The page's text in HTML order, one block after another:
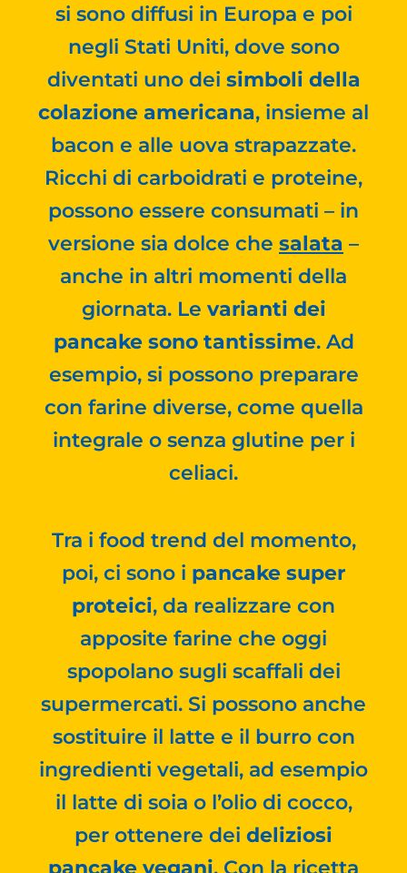
si sono diffusi in Europa e poi
negli Stati Uniti, dove sono
diventati uno dei simboli della
colazione americana, insieme al
bacon e alle uova strapazzate.
Ricchi di carboidrati e proteine,
possono essere consumati – in
versione sia dolce che salata –
anche in altri momenti della
giornata. Le varianti dei
pancake sono tantissime. Ad
esempio, si possono preparare
con farine diverse, come quella
integrale o senza glutine per i
celiaci.
Tra i food trend del momento,
poi, ci sono i pancake super
proteici, da realizzare con
apposite farine che oggi
spopolano sugli scaffali dei
supermercati. Si possono anche
sostituire il latte e il burro con
ingredienti vegetali, ad esempio
il latte di soia o l’olio di cocco,
per ottenere dei deliziosi